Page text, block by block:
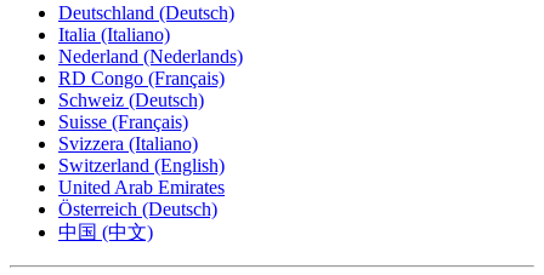
Deutschland (Deutsch)
Italia (Italiano)
Nederland (Nederlands)
RD Congo (Français)
Schweiz (Deutsch)
Suisse (Français)
Svizzera (Italiano)
Switzerland (English)
United Arab Emirates
Österreich (Deutsch)
中国 (中文)